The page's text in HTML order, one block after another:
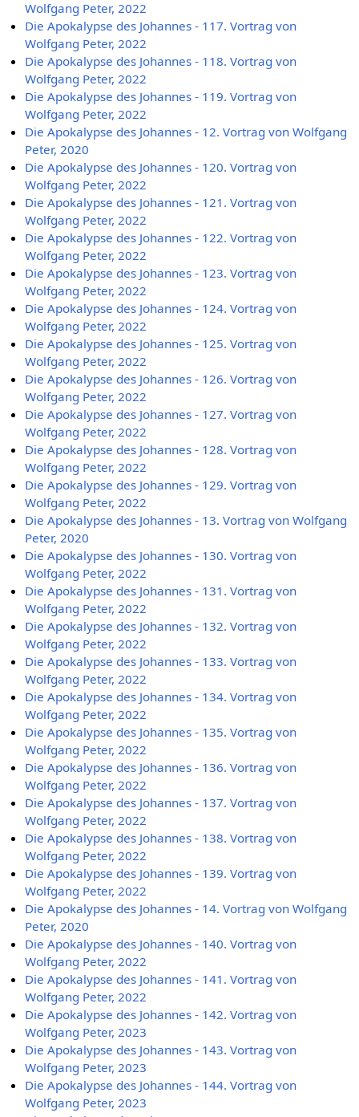
Wolfgang Peter, 2022
Die Apokalypse des Johannes - 117. Vortrag von
Wolfgang Peter, 2022
Die Apokalypse des Johannes - 118. Vortrag von
Wolfgang Peter, 2022
Die Apokalypse des Johannes - 119. Vortrag von
Wolfgang Peter, 2022
Die Apokalypse des Johannes - 12. Vortrag von Wolfgang
Peter, 2020
Die Apokalypse des Johannes - 120. Vortrag von
Wolfgang Peter, 2022
Die Apokalypse des Johannes - 121. Vortrag von
Wolfgang Peter, 2022
Die Apokalypse des Johannes - 122. Vortrag von
Wolfgang Peter, 2022
Die Apokalypse des Johannes - 123. Vortrag von
Wolfgang Peter, 2022
Die Apokalypse des Johannes - 124. Vortrag von
Wolfgang Peter, 2022
Die Apokalypse des Johannes - 125. Vortrag von
Wolfgang Peter, 2022
Die Apokalypse des Johannes - 126. Vortrag von
Wolfgang Peter, 2022
Die Apokalypse des Johannes - 127. Vortrag von
Wolfgang Peter, 2022
Die Apokalypse des Johannes - 128. Vortrag von
Wolfgang Peter, 2022
Die Apokalypse des Johannes - 129. Vortrag von
Wolfgang Peter, 2022
Die Apokalypse des Johannes - 13. Vortrag von Wolfgang
Peter, 2020
Die Apokalypse des Johannes - 130. Vortrag von
Wolfgang Peter, 2022
Die Apokalypse des Johannes - 131. Vortrag von
Wolfgang Peter, 2022
Die Apokalypse des Johannes - 132. Vortrag von
Wolfgang Peter, 2022
Die Apokalypse des Johannes - 133. Vortrag von
Wolfgang Peter, 2022
Die Apokalypse des Johannes - 134. Vortrag von
Wolfgang Peter, 2022
Die Apokalypse des Johannes - 135. Vortrag von
Wolfgang Peter, 2022
Die Apokalypse des Johannes - 136. Vortrag von
Wolfgang Peter, 2022
Die Apokalypse des Johannes - 137. Vortrag von
Wolfgang Peter, 2022
Die Apokalypse des Johannes - 138. Vortrag von
Wolfgang Peter, 2022
Die Apokalypse des Johannes - 139. Vortrag von
Wolfgang Peter, 2022
Die Apokalypse des Johannes - 14. Vortrag von Wolfgang
Peter, 2020
Die Apokalypse des Johannes - 140. Vortrag von
Wolfgang Peter, 2022
Die Apokalypse des Johannes - 141. Vortrag von
Wolfgang Peter, 2022
Die Apokalypse des Johannes - 142. Vortrag von
Wolfgang Peter, 2023
Die Apokalypse des Johannes - 143. Vortrag von
Wolfgang Peter, 2023
Die Apokalypse des Johannes - 144. Vortrag von
Wolfgang Peter, 2023